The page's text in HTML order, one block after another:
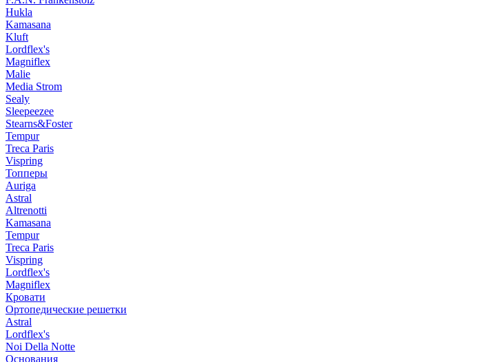
Hukla
Kamasana
Kluft
Lordflex's
Magniflex
Malie
Media Strom
Sealy
Sleepeezee
Stearns&Foster
Tempur
Treca Paris
Vispring
Топперы
Auriga
Astral
Altrenotti
Kamasana
Tempur
Treca Paris
Vispring
Lordflex's
Magniflex
Кровати
Ортопедические решетки
Astral
Lordflex's
Noi Della Notte
Основания